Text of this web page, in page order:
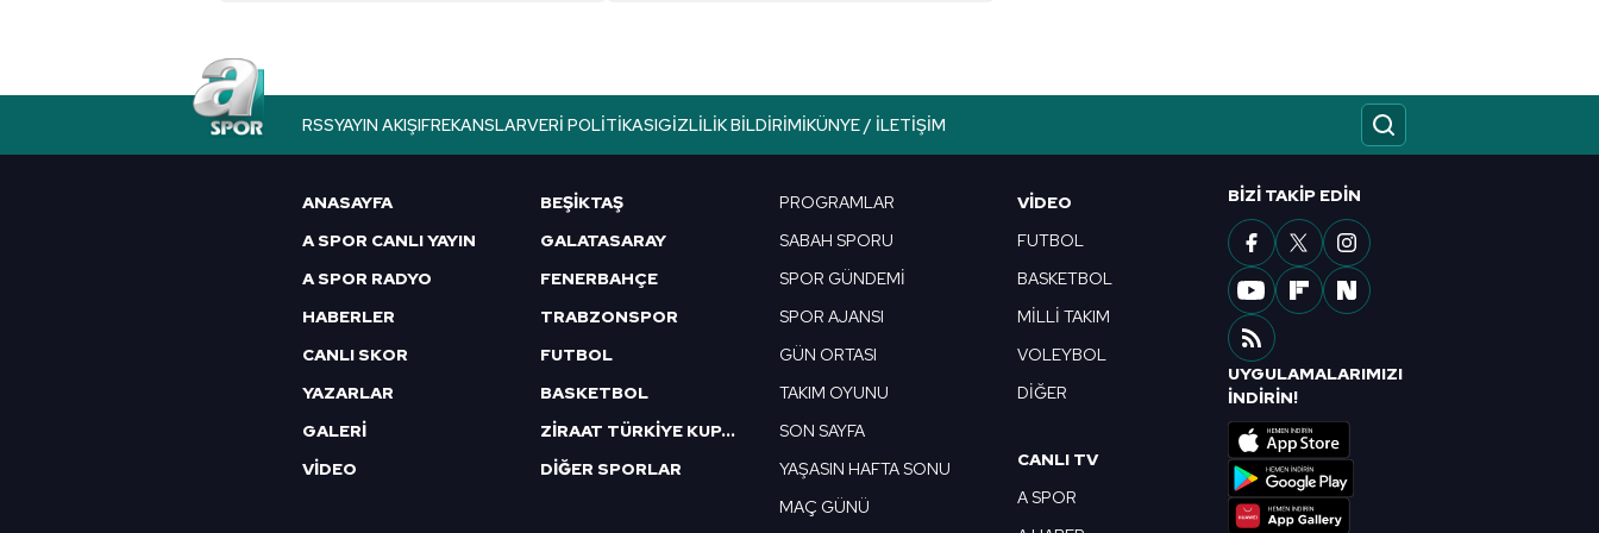
6698 sayılı Kişisel Verilerin Korunması Kanunu uyarınca hazırlanmış Aydınlatma Metnimizi okumak ve sitemizde ilgili
mevzuata uygun olarak kullanılan çerezlerle ilgili bilgi almak için lütfentıklayınız.
RSSYAYIN AKIŞIFREKANSLARVERI POLITIKASIGIZLILIK BILDIRIMIKÜNYE / İLETIŞIM
ANASAYFA
A SPOR CANLI YAYIN
A SPOR RADYO
HABERLER
CANLI SKOR
YAZARLAR
GALERİ
VİDEO
BEŞİKTAŞ
GALATASARAY
FENERBAHÇE
TRABZONSPOR
FUTBOL
BASKETBOL
ZİRAAT TÜRKİYE KUPASI
DİĞER SPORLAR
PROGRAMLAR
SABAH SPORU
SPOR GÜNDEMİ
SPOR AJANSI
GÜN ORTASI
TAKIM OYUNU
SON SAYFA
YAŞASIN HAFTA SONU
MAÇ GÜNÜ
VIDEO
FUTBOL
BASKETBOL
MİLLİ TAKIM
VOLEYBOL
DİĞER
CANLI TV
A SPOR
BIZI TAKIP EDIN
UYGULAMALARIMIZI
İNDİRİN!